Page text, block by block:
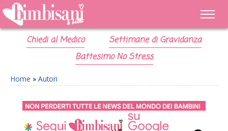
Chiedi al Medico
Settimane di Gravidanza
Battesimo No Stress
Home » Autori